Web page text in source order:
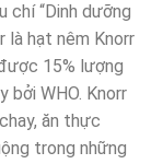
chí “Dinh dưỡng
là hạt nêm Knorr
15% lượng
bởi WHO. Knorr
ăn thực
trong những